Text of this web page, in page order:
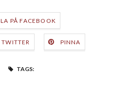
PÅ FACEBOOK
TWITTER PINNA
TAGS: